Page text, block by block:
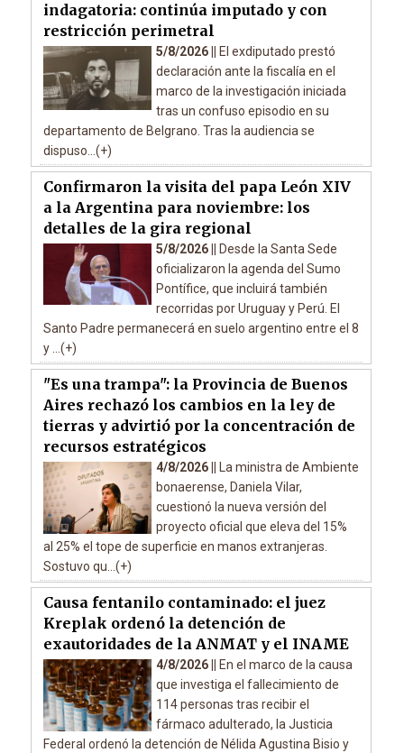
indagatoria: continúa imputado y con
restricción perimetral
5/8/2026 ||
El exdiputado prestó
declaración ante la fiscalía en el
marco de la investigación iniciada
tras un confuso episodio en su
departamento de Belgrano. Tras la audiencia se
dispuso...(+)
Confirmaron la visita del papa León XIV
a la Argentina para noviembre: los
detalles de la gira regional
5/8/2026 ||
Desde la Santa Sede
oficializaron la agenda del Sumo
Pontífice, que incluirá también
recorridas por Uruguay y Perú. El
Santo Padre permanecerá en suelo argentino entre el 8
y ...(+)
"Es una trampa": la Provincia de Buenos
Aires rechazó los cambios en la ley de
tierras y advirtió por la concentración de
recursos estratégicos
4/8/2026 ||
La ministra de Ambiente
bonaerense, Daniela Vilar,
cuestionó la nueva versión del
proyecto oficial que eleva del 15%
al 25% el tope de superficie en manos extranjeras.
Sostuvo qu...(+)
Causa fentanilo contaminado: el juez
Kreplak ordenó la detención de
exautoridades de la ANMAT y el INAME
4/8/2026 ||
En el marco de la causa
que investiga el fallecimiento de
114 personas tras recibir el
fármaco adulterado, la Justicia
Federal ordenó la detención de Nélida Agustina Bisio y